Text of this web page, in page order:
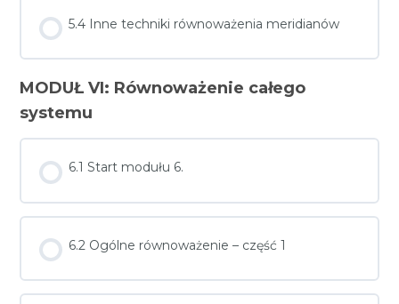
5.4 Inne techniki równoważenia meridianów
MODUŁ VI: Równoważenie całego
systemu
6.1 Start modułu 6.
6.2 Ogólne równoważenie – część 1